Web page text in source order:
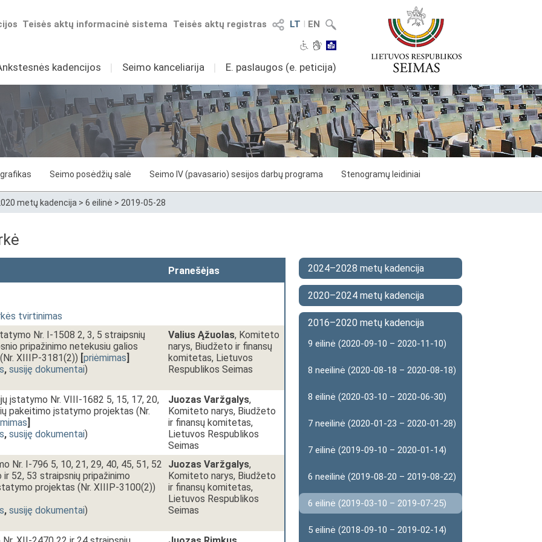
LT I EN
Teisės aktų registras
Teisės aktų informacinė sistema
kadencijos I Seimo kanceliarija I E. paslaugos (e. peticija)
grafikas Seimo posėdžių salė Seimo IV (pavasario) sesijos darbų programa Stenogramų leidiniai
metų kadencija > 6 eilinė > 2019-05-28
Pranešėjas
tvirtinimas
Nr. I-1508 2, 3, 5 straipsnių
pripažinimo netekusiu galios
XIIIP-3181(2)) [priėmimas]
, susiję dokumentai)
Valius Ąžuolas, Komiteto
narys, Biudžeto ir finansų
komitetas, Lietuvos
Respublikos Seimas
įstatymo Nr. VIII-1682 5, 15, 17, 20,
pakeitimo įstatymo projektas (Nr.
]
, susiję dokumentai)
Juozas Varžgalys,
Komiteto narys, Biudžeto
ir finansų komitetas,
Lietuvos Respublikos
Seimas
Nr. I-796 5, 10, 21, 29, 40, 45, 51, 52
ir 52, 53 straipsnių pripažinimo
projektas (Nr. XIIIP-3100(2))
, susiję dokumentai)
Juozas Varžgalys,
Komiteto narys, Biudžeto
ir finansų komitetas,
Lietuvos Respublikos
Seimas
2024–2028 metų kadencija
2020–2024 metų kadencija
2016–2020 metų kadencija
9 eilinė (2020-09-10 – 2020-11-10)
8 neeilinė (2020-08-18 – 2020-08-18)
8 eilinė (2020-03-10 – 2020-06-30)
7 neeilinė (2020-01-23 – 2020-01-28)
7 eilinė (2019-09-10 – 2020-01-14)
6 neeilinė (2019-08-20 – 2019-08-22)
6 eilinė (2019-03-10 – 2019-07-25)
5 eilinė (2018-09-10 – 2019-02-14)